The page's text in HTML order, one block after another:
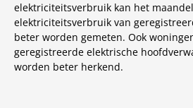
elektriciteitsverbruik kan het
elektriciteitsverbruik van
beter worden gemeten. Ook
geregistreerde elektrische
worden beter herkend.